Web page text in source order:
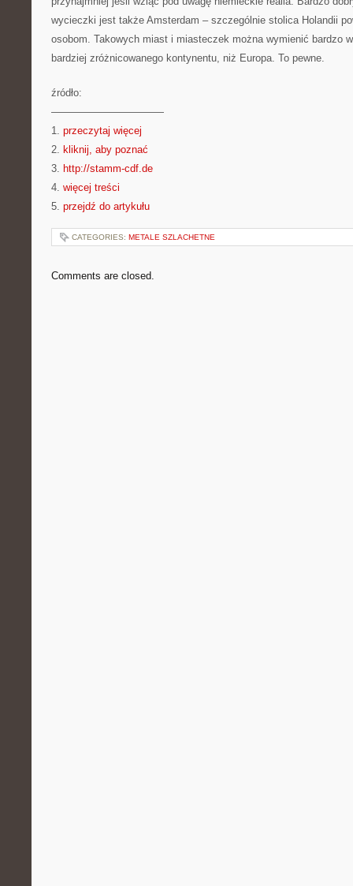
wycieczki jest także Amsterdam – szczególnie stolica Holandii
osobom. Takowych miast i miasteczek można wymienić bardzo
bardziej zróżnicowanego kontynentu, niż Europa. To pewne.
źródło:
———————————
1. przeczytaj więcej
2. kliknij, aby poznać
3. http://stamm-cdf.de
4. więcej treści
5. przejdź do artykułu
CATEGORIES: METALE SZLACHETNE
Comments are closed.